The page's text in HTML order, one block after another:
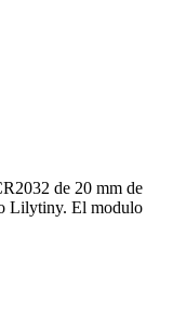
de 20 mm de
Lilytiny. El modulo